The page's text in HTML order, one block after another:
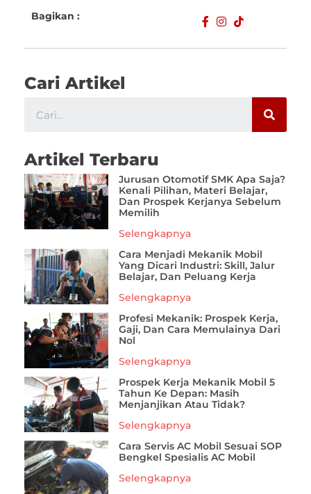
Bagikan :
Cari Artikel
Artikel Terbaru
Jurusan Otomotif SMK Apa Saja?
Kenali Pilihan, Materi Belajar,
Dan Prospek Kerjanya Sebelum
Memilih
Selengkapnya
Cara Menjadi Mekanik Mobil
Yang Dicari Industri: Skill, Jalur
Belajar, Dan Peluang Kerja
Selengkapnya
Profesi Mekanik: Prospek Kerja,
Gaji, Dan Cara Memulainya Dari
Nol
Selengkapnya
Prospek Kerja Mekanik Mobil 5
Tahun Ke Depan: Masih
Menjanjikan Atau Tidak?
Selengkapnya
Cara Servis AC Mobil Sesuai SOP
Bengkel Spesialis AC Mobil
Selengkapnya